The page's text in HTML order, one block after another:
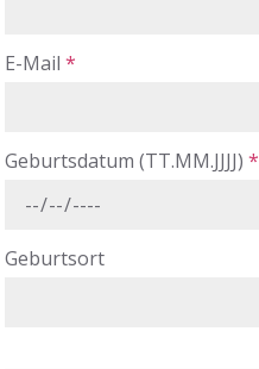
E-Mail*
Geburtsdatum (TT.MM.JJJJ)*
Geburtsort